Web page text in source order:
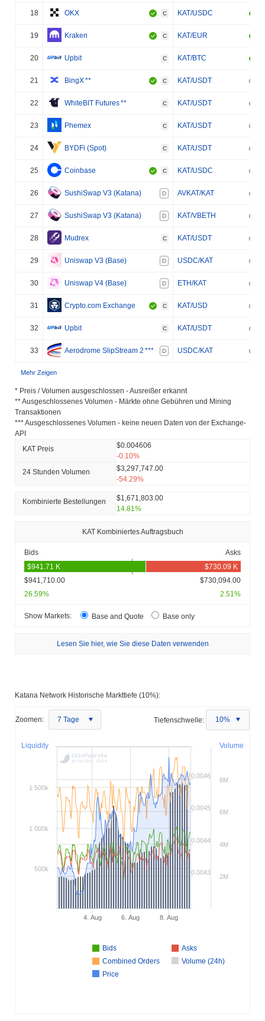
18 OKX C KAT/USDC
19 Kraken C KAT/EUR
20 Upbit C KAT/BTC
21 BingX** C KAT/USDT
22 WhiteBIT Futures** C KAT/USDT
23 Phemex C KAT/USDT
24 BYDFi (Spot) C KAT/USDT
25 Coinbase C KAT/USDC
26 SushiSwap V3 (Katana) D AVKAT/KAT
27 SushiSwap V3 (Katana) D KAT/VBETH
28 Mudrex C KAT/USDT
29 Uniswap V3 (Base) D USDC/KAT
30 Uniswap V4 (Base) D ETH/KAT
31 Crypto.com Exchange C KAT/USD
32 Upbit C KAT/USDT
33 Aerodrome SlipStream 2 *** D USDC/KAT
Mehr Zeigen
* Preis / Volumen ausgeschlossen - Ausreißer erkannt
** Ausgeschlossenes Volumen - Märkte ohne Gebühren und Mining
Transaktionen
*** Ausgeschlossenes Volumen - keine neuen Daten von der Exchange-
API
KAT Preis
$0.004606
-0.10%
24 Stunden Volumen
$3,297,747.00
-54.29%
Kombinierte Bestellungen
$1,671,803.00
14.81%
KAT Kombiniertes Auftragsbuch
Bids Asks
$941,710.00
$730,094.00
26.59%
2.51%
Show Markets: Base and Quote Base only
Lesen Sie hier, wie Sie diese Daten verwenden
Katana Network Historische Markttiefe (10%):
Zoomen: 7 Tage Tiefenschwelle: 10%
Volume
Liquidity
Bids
Asks
Combined Orders
Volume (24h)
Price
4. Aug 6. Aug 8. Aug
0.0043
0.0044
0.0045
0.0046
2M
4M
6M
8M
500k
1 000k
1 500k